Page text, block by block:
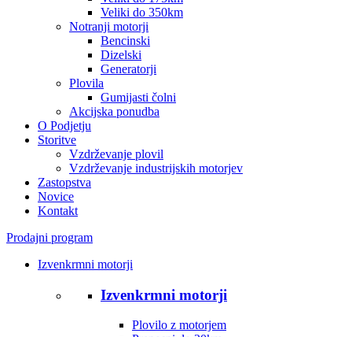
Veliki do 350km
Notranji motorji
Bencinski
Dizelski
Generatorji
Plovila
Gumijasti čolni
Akcijska ponudba
O Podjetju
Storitve
Vzdrževanje plovil
Vzdrževanje industrijskih motorjev
Zastopstva
Novice
Kontakt
Prodajni program
Izvenkrmni motorji
Izvenkrmni motorji
Plovilo z motorjem